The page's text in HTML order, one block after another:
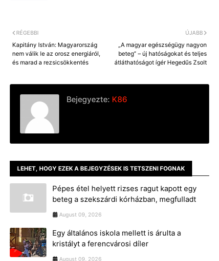
ÚJABB
„A magyar egészségügy nagyon
beteg” – új hatóságokat és teljes
átláthatóságot ígér Hegedűs Zsolt
RÉGEBBI
Kapitány István: Magyarország
nem válik le az orosz energiáról,
és marad a rezsicsökkentés
Bejegyezte: K86
LEHET, HOGY EZEK A BEJEGYZÉSEK IS TETSZENI FOGNAK
Pépes étel helyett rizses ragut kapott egy
beteg a szekszárdi kórházban, megfulladt
August 09, 2026
Egy általános iskola mellett is árulta a
kristályt a ferencvárosi díler
August 09, 2026